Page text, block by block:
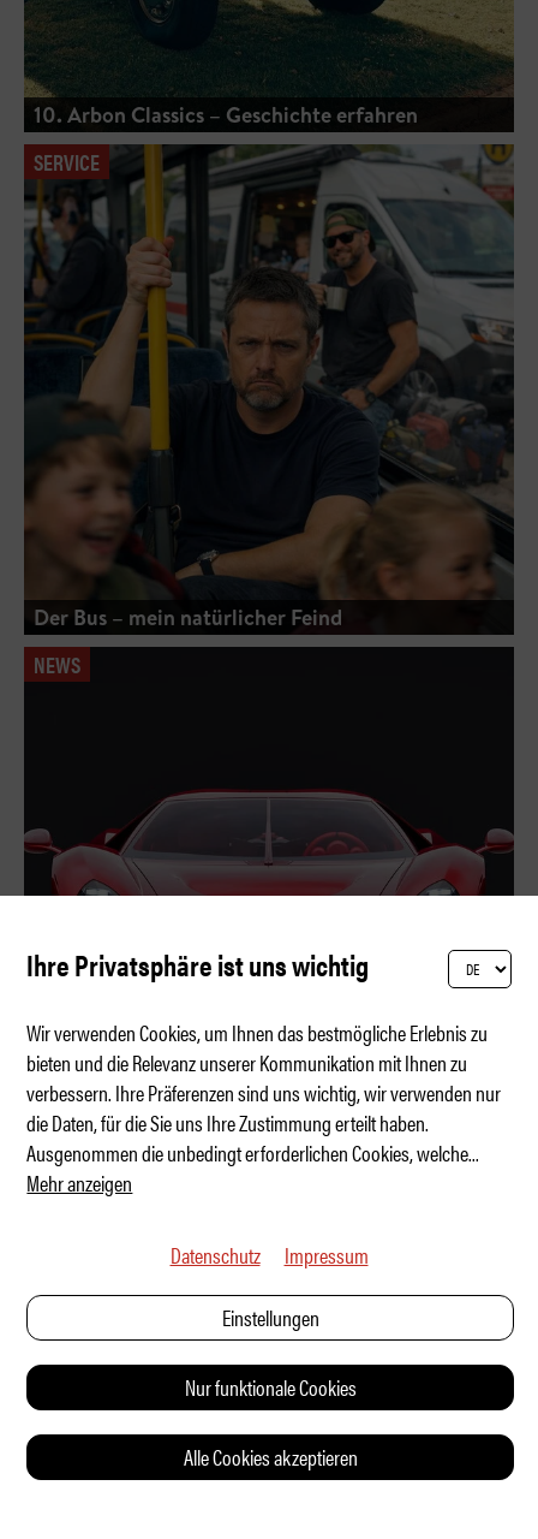
10. Arbon Classics – Geschichte erfahren
SERVICE
Der Bus – mein natürlicher Feind
NEWS
All-in Rot
Ihre Privatsphäre ist uns wichtig
Wir verwenden Cookies, um Ihnen das bestmögliche Erlebnis zu
bieten und die Relevanz unserer Kommunikation mit Ihnen zu
verbessern. Ihre Präferenzen sind uns wichtig, wir verwenden nur
die Daten, für die Sie uns Ihre Zustimmung erteilt haben.
Ausgenommen die unbedingt erforderlichen Cookies, welche...
Mehr anzeigen
Datenschutz Impressum
Einstellungen
Nur funktionale Cookies
Alle Cookies akzeptieren